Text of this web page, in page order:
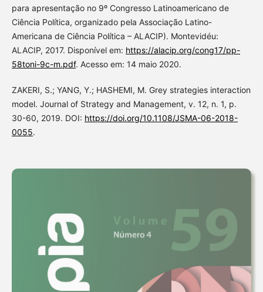
para apresentação no 9º Congresso Latinoamericano de
Ciência Política, organizado pela Associação Latino-
Americana de Ciência Política – ALACIP). Montevidéu:
ALACIP, 2017. Disponível em: https://alacip.org/cong17/pp-
58toni-9c-m.pdf. Acesso em: 14 maio 2020.
ZAKERI, S.; YANG, Y.; HASHEMI, M. Grey strategies interaction
model. Journal of Strategy and Management, v. 12, n. 1, p.
30-60, 2019. DOI: https://doi.org/10.1108/JSMA-06-2018-
0055.